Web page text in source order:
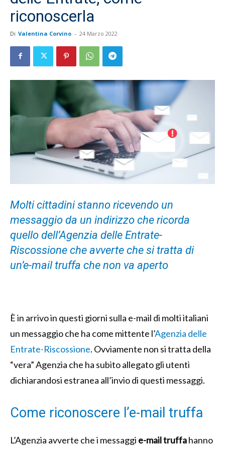
riconoscerla
Di Valentina Corvino - 24 Marzo 2022
Molti cittadini stanno ricevendo un
messaggio da un indirizzo che ricorda
quello dell’Agenzia delle Entrate-
Riscossione che avverte che si tratta di
un’e-mail truffa che non va aperto
È in arrivo in questi giorni sulla e-mail di molti italiani
un messaggio che ha come mittente l’Agenzia delle
Entrate-Riscossione. Ovviamente non si tratta della
“vera” Agenzia che ha subito allegato gli utenti
dichiarandosi estranea all’invio di questi messaggi.
Come riconoscere l’e-mail truffa
L’Agenzia avverte che i messaggi e-mail truffahanno